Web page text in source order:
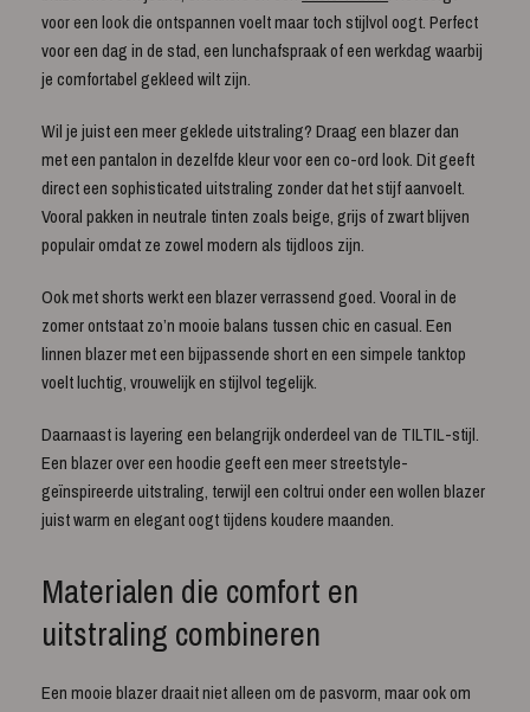
voor een look die ontspannen voelt maar toch stijlvol oogt. Perfect
voor een dag in de stad, een lunchafspraak of een werkdag waarbij
je comfortabel gekleed wilt zijn.
Wil je juist een meer geklede uitstraling? Draag een blazer dan
met een pantalon in dezelfde kleur voor een co-ord look. Dit geeft
direct een sophisticated uitstraling zonder dat het stijf aanvoelt.
Vooral pakken in neutrale tinten zoals beige, grijs of zwart blijven
populair omdat ze zowel modern als tijdloos zijn.
Ook met shorts werkt een blazer verrassend goed. Vooral in de
zomer ontstaat zo’n mooie balans tussen chic en casual. Een
linnen blazer met een bijpassende short en een simpele tanktop
voelt luchtig, vrouwelijk en stijlvol tegelijk.
Daarnaast is layering een belangrijk onderdeel van de TILTIL-stijl.
Een blazer over een hoodie geeft een meer streetstyle-
geïnspireerde uitstraling, terwijl een coltrui onder een wollen blazer
juist warm en elegant oogt tijdens koudere maanden.
Materialen die comfort en
uitstraling combineren
Een mooie blazer draait niet alleen om de pasvorm, maar ook om